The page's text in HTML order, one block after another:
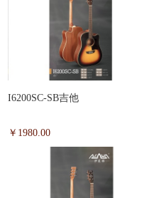
I6200SC-SB吉他
￥1980.00